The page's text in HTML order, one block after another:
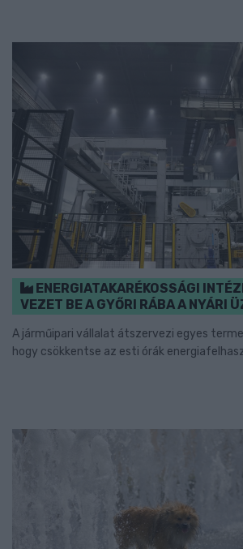
ENERGIATAKARÉKOSSÁGI
VEZET BE A GYŐRI RÁBA A NYÁRI
A járműipari vállalat átszervezi egyes
hogy csökkentse az esti órák